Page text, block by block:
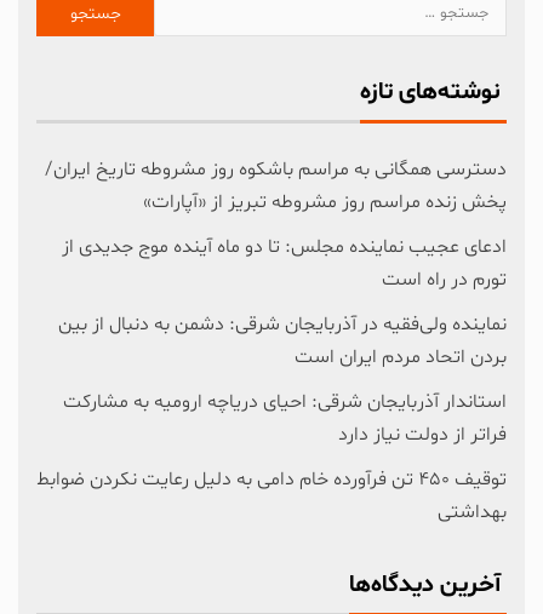
نوشته‌های تازه
دسترسی همگانی به مراسم باشکوه روز مشروطه تاریخ ایران/
پخش زنده مراسم روز مشروطه تبریز از «آپارات»
ادعای عجیب نماینده مجلس: تا دو ماه آینده موج جدیدی از
تورم در راه است
نماینده ولی‌فقیه در آذربایجان شرقی: دشمن به دنبال از بین
بردن اتحاد مردم ایران است
استاندار آذربایجان شرقی: احیای دریاچه ارومیه به مشارکت
فراتر از دولت نیاز دارد
توقیف ۴۵۰ تن فرآورده خام دامی به دلیل رعایت نکردن ضوابط
بهداشتی
آخرین دیدگاه‌ها